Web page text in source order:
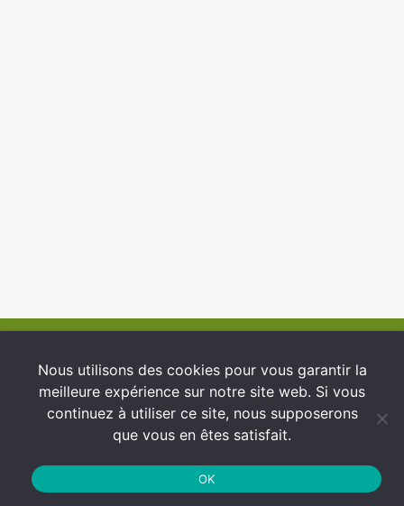
Nous utilisons des cookies pour vous garantir la
meilleure expérience sur notre site web. Si vous
continuez à utiliser ce site, nous supposerons
que vous en êtes satisfait.
OK
Conditions générales d’utilisation
Protection des Données